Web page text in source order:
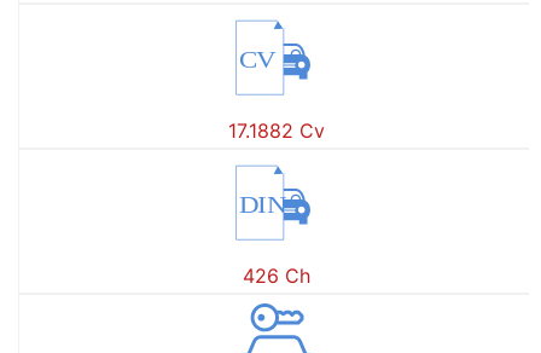
CV
17.1882 Cv
DIN
426 Ch